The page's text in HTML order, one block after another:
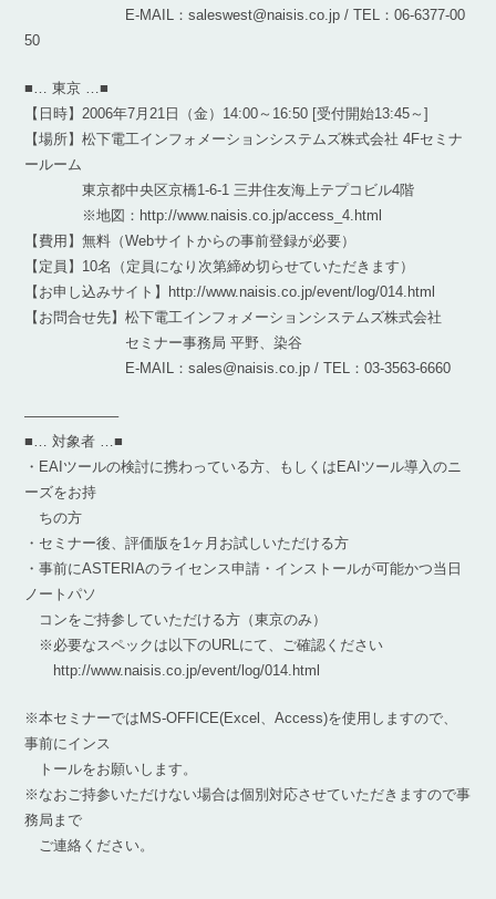
E-MAIL：saleswest@naisis.co.jp / TEL：06-6377-00
50
■… 東京 …■
【日時】2006年7月21日（金）14:00～16:50 [受付開始13:45～]
【場所】松下電工インフォメーションシステムズ株式会社 4Fセミナ
ールーム
東京都中央区京橋1-6-1 三井住友海上テプコビル4階
※地図：http://www.naisis.co.jp/access_4.html
【費用】無料（Webサイトからの事前登録が必要）
【定員】10名（定員になり次第締め切らせていただきます）
【お申し込みサイト】http://www.naisis.co.jp/event/log/014.html
【お問合せ先】松下電工インフォメーションシステムズ株式会社
セミナー事務局 平野、染谷
E-MAIL：sales@naisis.co.jp / TEL：03-3563-6660
——————–
■… 対象者 …■
・EAIツールの検討に携わっている方、もしくはEAIツール導入のニ
ーズをお持
ちの方
・セミナー後、評価版を1ヶ月お試しいただける方
・事前にASTERIAのライセンス申請・インストールが可能かつ当日
ノートパソ
コンをご持参していただける方（東京のみ）
※必要なスペックは以下のURLにて、ご確認ください
http://www.naisis.co.jp/event/log/014.html
※本セミナーではMS-OFFICE(Excel、Access)を使用しますので、
事前にインス
トールをお願いします。
※なおご持参いただけない場合は個別対応させていただきますので事
務局まで
ご連絡ください。